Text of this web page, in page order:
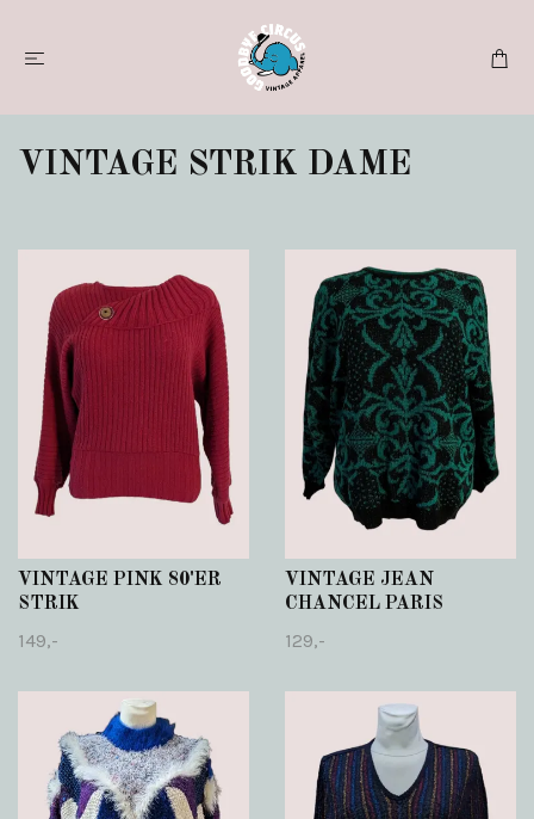
VINTAGE STRIK DAME
VINTAGE PINK 80'ER
STRIK
149,-
VINTAGE JEAN
CHANCEL PARIS
129,-